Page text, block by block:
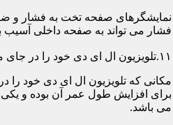
نمایشگرهای صفحه تخت به فشار و
فشار می تواند به صفحه داخلی آسیب
۱۱.تلویزیون ال ای دی خود را در جای مناسب قرار دهید
مکانی که تلویزیون ال ای دی خود را
برای افزایش طول عمر آن بوده و یکی
می باشد.